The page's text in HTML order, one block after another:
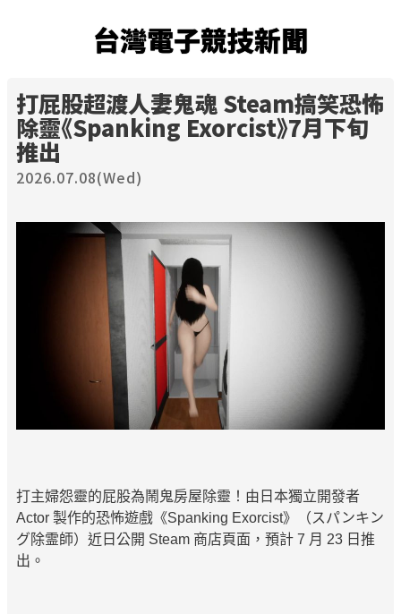
台灣電子競技新聞
打屁股超渡人妻鬼魂 Steam搞笑恐怖
除靈《Spanking Exorcist》7月下旬
推出
2026.07.08(Wed)
打主婦怨靈的屁股為鬧鬼房屋除靈！由日本獨立開發者
Actor 製作的恐怖遊戲《Spanking Exorcist》（スパンキン
グ除霊師）近日公開 Steam 商店頁面，預計 7 月 23 日推
出。